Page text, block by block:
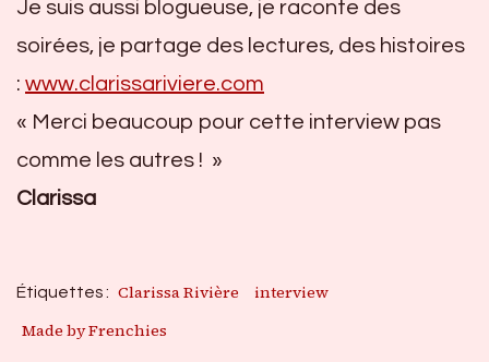
Je suis aussi blogueuse, je raconte des
soirées, je partage des lectures, des histoires
: www.clarissariviere.com
« Merci beaucoup pour cette interview pas
comme les autres ! »
Clarissa
Étiquettes : Clarissa Rivière
interview
Made by Frenchies